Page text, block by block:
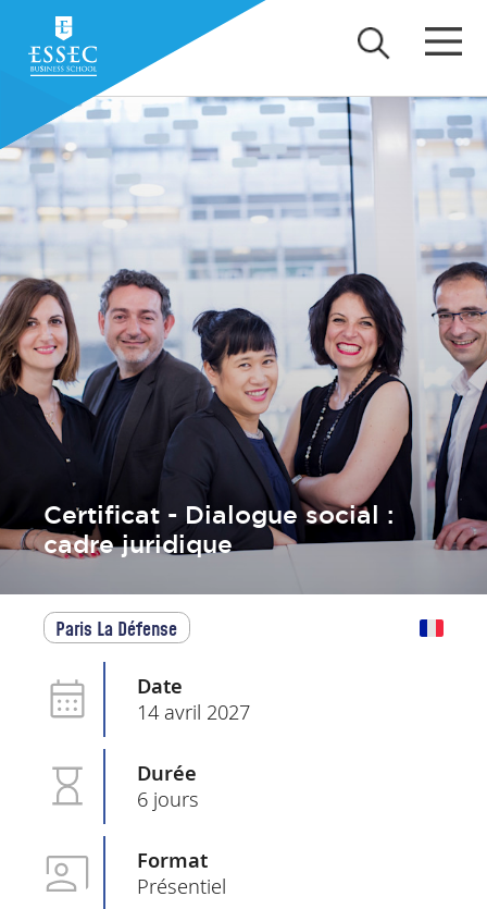
Certificat - Dialogue social :
cadre juridique
Paris La Défense
Date
14 avril 2027
Durée
6 jours
Format
Présentiel